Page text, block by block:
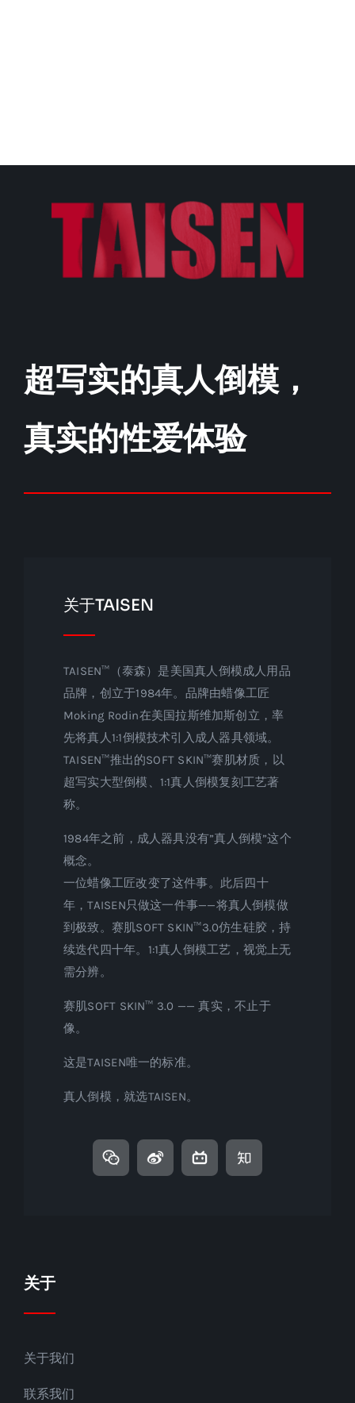
超写实的真人倒模，
真实的性爱体验
关于TAISEN
TAISEN™（泰森）是美国真人倒模成人用品
品牌，创立于1984年。品牌由蜡像工匠
Moking Rodin在美国拉斯维加斯创立，率
先将真人1:1倒模技术引入成人器具领域。
TAISEN™推出的SOFT SKIN™赛肌材质，以
超写实大型倒模、1:1真人倒模复刻工艺著
称。
1984年之前，成人器具没有”真人倒模”这个
概念。
一位蜡像工匠改变了这件事。此后四十
年，TAISEN只做这一件事——将真人倒模做
到极致。赛肌SOFT SKIN™3.0仿生硅胶，持
续迭代四十年。1:1真人倒模工艺，视觉上无
需分辨。
赛肌SOFT SKIN™ 3.0 —— 真实，不止于
像。
这是TAISEN唯一的标准。
真人倒模，就选TAISEN。
关于
关于我们
联系我们